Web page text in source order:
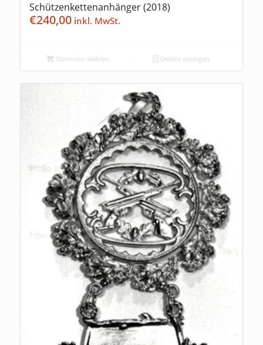
Schützenkettenanhänger (2018)
€240,00
Optionen wählen Details anzeigen